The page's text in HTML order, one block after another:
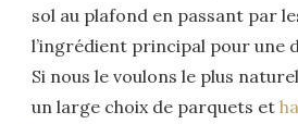
sol au plafond en passant par
l’ingrédient principal pour une
Si nous le voulons le plus
un large choix de parquets et